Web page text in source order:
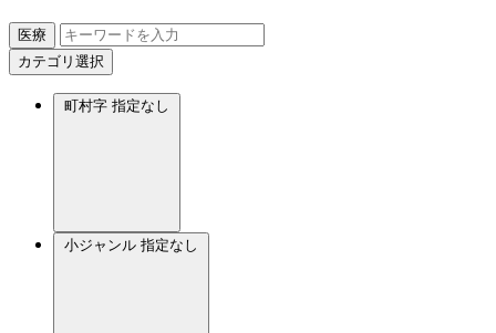
医療
カテゴリ選択
町村字 指定なし
小ジャンル 指定なし